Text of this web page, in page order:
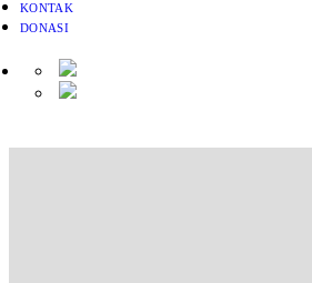
KONTAK
DONASI